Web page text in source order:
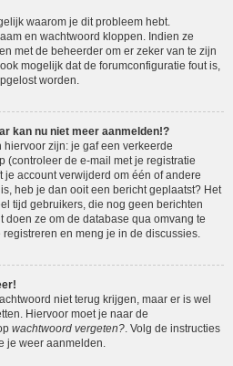
waarom je dit probleem hebt.
en wachtwoord kloppen. Indien ze
met de beheerder om er zeker van te zijn
mogelijk dat de forumconfiguratie fout is,
worden.
kan nu niet meer aanmelden!?
zijn: je gaf een verkeerde
(controleer de e-mail met je registratie
account verwijderd om één of andere
heb je dan ooit een bericht geplaatst? Het
tijd gebruikers, die nog geen berichten
ze om de database qua omvang te
en meng je in de discussies.
niet terug krijgen, maar er is wel
Hiervoor moet je naar de
wachtwoord vergeten?. Volg de instructies
je weer aanmelden.